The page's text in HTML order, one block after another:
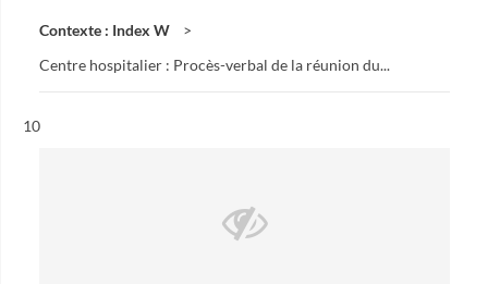
Contexte : Index W
Centre hospitalier : Procès-verbal de la réunion du...
Résultat n°
10